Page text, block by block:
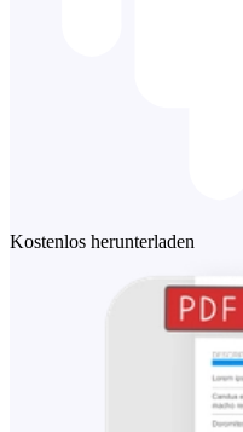
Kostenlos herunterladen